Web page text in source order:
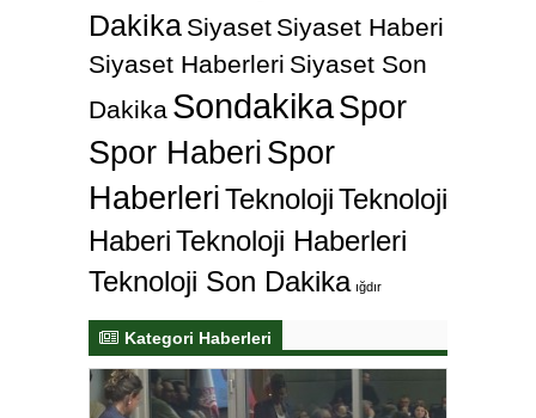
Dakika Siyaset Siyaset Haberi
Siyaset Haberleri Siyaset Son
Dakika SondakikaSpor
Spor Haberi Spor
HaberleriTeknolojiTeknoloji
HaberiTeknoloji Haberleri
Teknoloji Son Dakika ığdır
Kategori Haberleri